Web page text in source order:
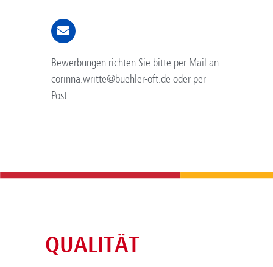
Bewerbungen richten Sie bitte per Mail an
corinna.writte@buehler-oft.de oder per
Post.
QUALITÄT